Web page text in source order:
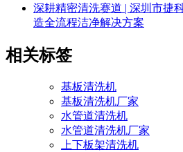
深耕精密清洗赛道 | 深圳市捷
造全流程洁净解决方案
相关标签
基板清洗机
基板清洗机厂家
水管道清洗机
水管道清洗机厂家
上下板架清洗机